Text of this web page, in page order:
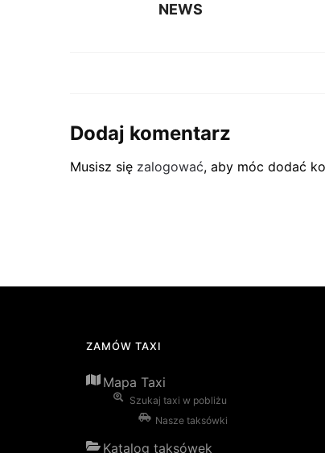
NEWS
Dodaj komentarz
Musisz się zalogować, aby móc dodać
ZAMÓW TAXI
Mapa Taxi
Szukaj taxi w pobliżu
Nasze taksówki
Katalog taksówek